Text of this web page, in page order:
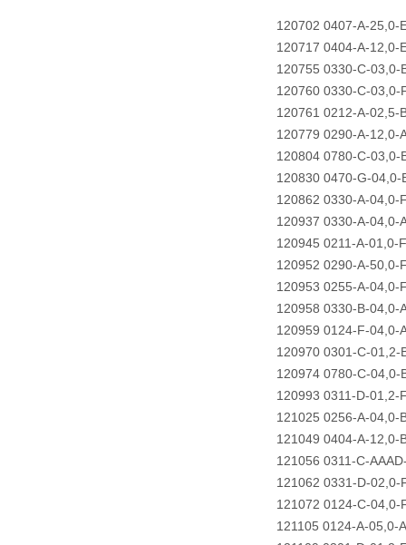
120702 0407-A-25,0-
120717 0404-A-12,0-
120755 0330-C-03,0-
120760 0330-C-03,0-
120761 0212-A-02,5-
120779 0290-A-12,0-
120804 0780-C-03,0-
120830 0470-G-04,0-
120862 0330-A-04,0-
120937 0330-A-04,0-
120945 0211-A-01,0-
120952 0290-A-50,0-
120953 0255-A-04,0-
120958 0330-B-04,0-
120959 0124-F-04,0-
120970 0301-C-01,2-
120974 0780-C-04,0-
120993 0311-D-01,2-
121025 0256-A-04,0-
121049 0404-A-12,0-
121056 0311-C-
121062 0331-D-02,0-
121072 0124-C-04,0-
121105 0124-A-05,0-